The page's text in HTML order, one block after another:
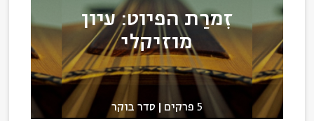
זִמרַת הפיוט: עיון
מוזיקלי
5 פרקים סדר בוקר